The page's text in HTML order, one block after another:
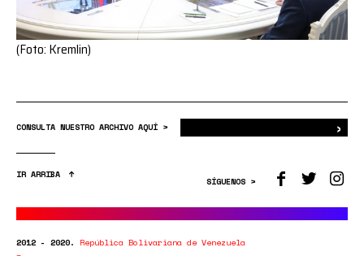
(Foto: Kremlin)
CONSULTA NUESTRO ARCHIVO AQUÍ > ›
IR ARRIBA
SÍGUENOS >
2012 - 2020. República Bolivariana de Venezuela